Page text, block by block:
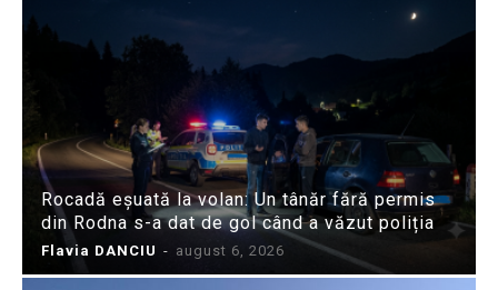
Rocadă eșuată la volan: Un tânăr fără permis
din Rodna s-a dat de gol când a văzut poliția
Flavia DANCIU - august 6, 2026